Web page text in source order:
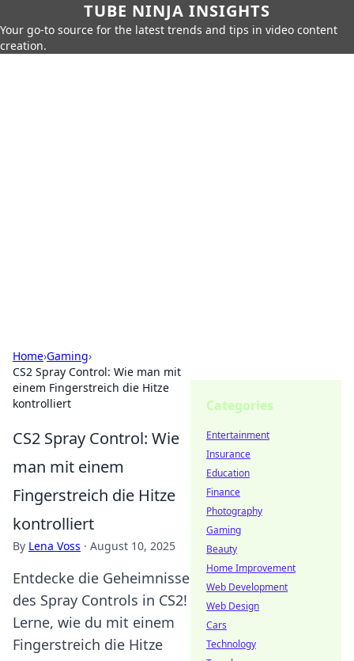
TUBE NINJA INSIGHTS
Your go-to source for the latest trends and tips in video content
creation.
Home›Gaming›
CS2 Spray Control: Wie man mit
einem Fingerstreich die Hitze
kontrolliert
CS2 Spray Control: Wie
man mit einem
Fingerstreich die Hitze
kontrolliert
By Lena Voss · August 10, 2025
Entdecke die Geheimnisse
des Spray Controls in CS2!
Lerne, wie du mit einem
Fingerstreich die Hitze
Categories
Entertainment
Insurance
Education
Finance
Photography
Gaming
Beauty
Home Improvement
Web Development
Web Design
Cars
Technology